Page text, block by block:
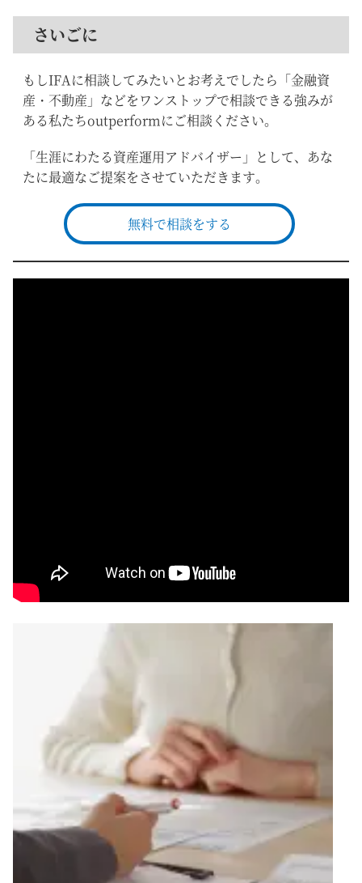
さいごに
もしIFAに相談してみたいとお考えでしたら「金融資
産・不動産」などをワンストップで相談できる強みが
ある私たちoutperformにご相談ください。
「生涯にわたる資産運用アドバイザー」として、あな
たに最適なご提案をさせていただきます。
無料で相談をする